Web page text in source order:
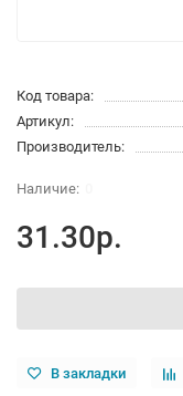
Код товара:
Артикул:
Производитель:
31.30р.
В закладки